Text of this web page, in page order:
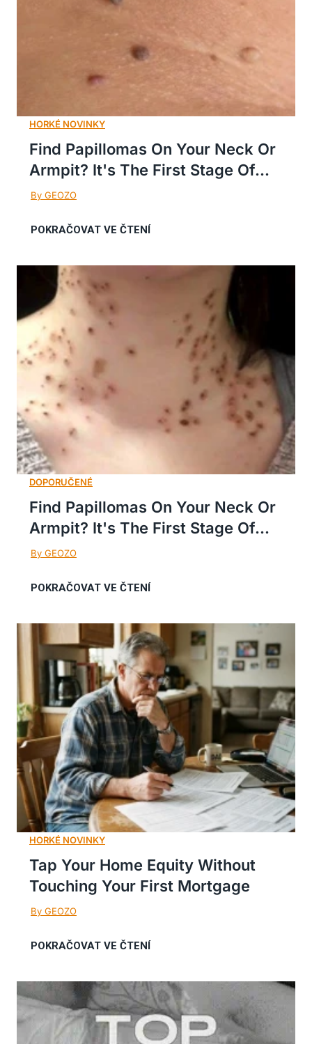
Find Papillomas On Your Neck Or
Armpit? It's The First Stage Of...
Find Papillomas On Your Neck Or
Armpit? It's The First Stage Of...
Tap Your Home Equity Without
Touching Your First Mortgage